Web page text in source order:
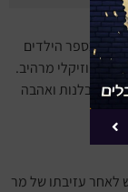
כספר הילדים
מוזיקלי מרהיב.
סובלנות ואהבה
לאחר עזיבתו של מר